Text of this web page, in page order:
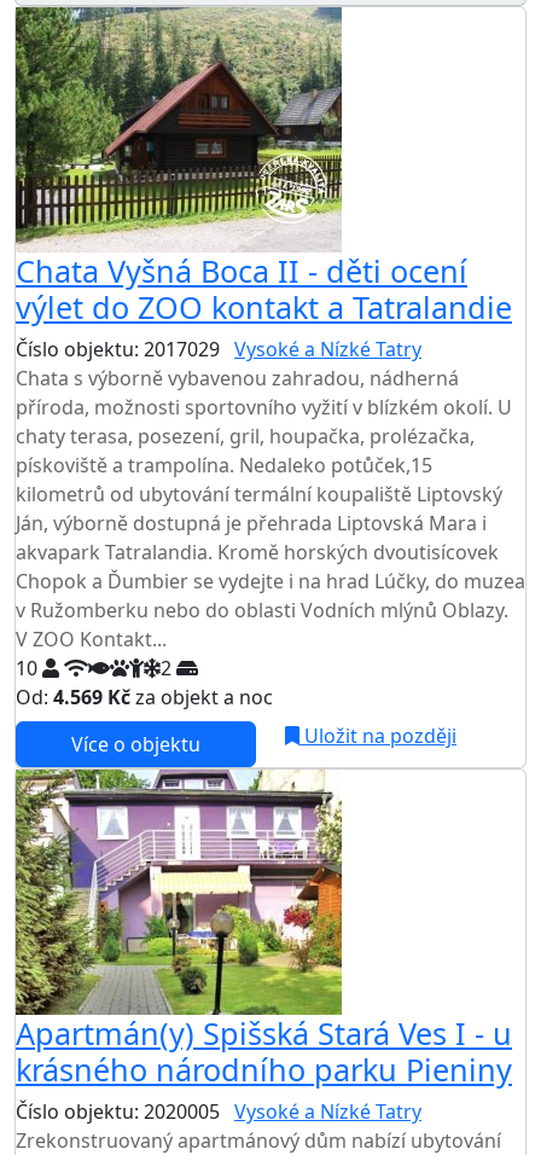
Chata Vyšná Boca II - děti ocení
výlet do ZOO kontakt a Tatralandie
Číslo objektu: 2017029 Vysoké a Nízké Tatry
Chata s výborně vybavenou zahradou, nádherná
příroda, možnosti sportovního vyžití v blízkém okolí. U
chaty terasa, posezení, gril, houpačka, prolézačka,
pískoviště a trampolína. Nedaleko potůček,15
kilometrů od ubytování termální koupaliště Liptovský
Ján, výborně dostupná je přehrada Liptovská Mara i
akvapark Tatralandia. Kromě horských dvoutisícovek
Chopok a Ďumbier se vydejte i na hrad Lúčky, do muzea
v Ružomberku nebo do oblasti Vodních mlýnů Oblazy.
V ZOO Kontakt...
10
2
Od: 4.569 Kčza objekt a noc
Více o objektu
Uložit na později
Apartmán(y) Spišská Stará Ves I - u
krásného národního parku Pieniny
Číslo objektu: 2020005 Vysoké a Nízké Tatry
Zrekonstruovaný apartmánový dům nabízí ubytování